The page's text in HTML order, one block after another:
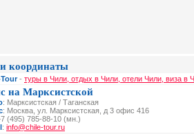
координаты
- туры в Чили, отдых в Чили, отели Чили, виза в
на Марксистской
: Марксистская / Таганская
: Москва, ул. Марксистская, д 3 офис 416
(495) 785-88-10 (мн.)
: info@chile-tour.ru